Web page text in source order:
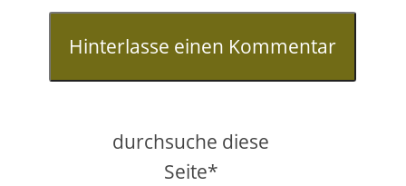
Hinterlasse einen Kommentar
durchsuche diese
Seite*